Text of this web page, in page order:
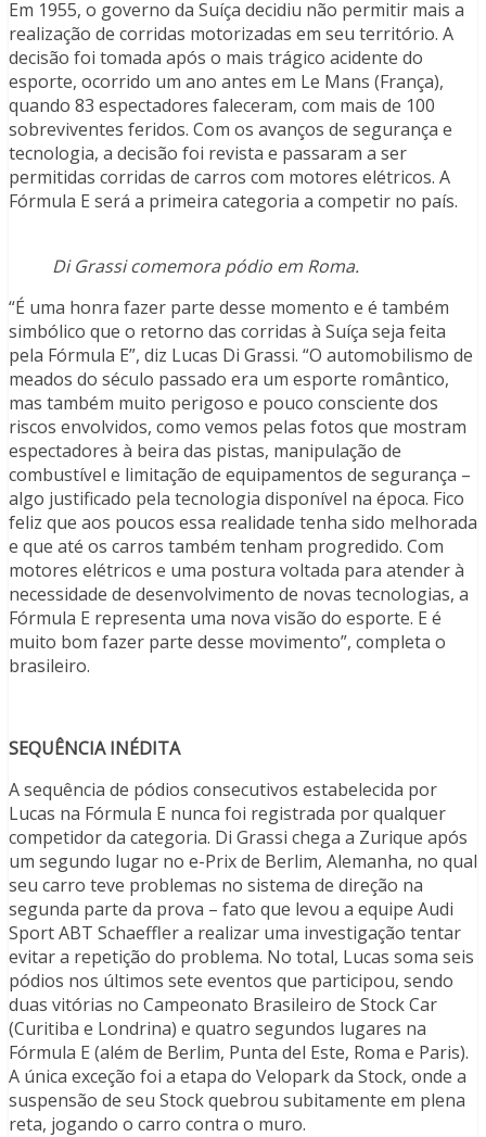
Em 1955, o governo da Suíça decidiu não permitir mais a
realização de corridas motorizadas em seu território. A
decisão foi tomada após o mais trágico acidente do
esporte, ocorrido um ano antes em Le Mans (França),
quando 83 espectadores faleceram, com mais de 100
sobreviventes feridos. Com os avanços de segurança e
tecnologia, a decisão foi revista e passaram a ser
permitidas corridas de carros com motores elétricos. A
Fórmula E será a primeira categoria a competir no país.
Di Grassi comemora pódio em Roma.
“É uma honra fazer parte desse momento e é também
simbólico que o retorno das corridas à Suíça seja feita
pela Fórmula E”, diz Lucas Di Grassi. “O automobilismo de
meados do século passado era um esporte romântico,
mas também muito perigoso e pouco consciente dos
riscos envolvidos, como vemos pelas fotos que mostram
espectadores à beira das pistas, manipulação de
combustível e limitação de equipamentos de segurança –
algo justificado pela tecnologia disponível na época. Fico
feliz que aos poucos essa realidade tenha sido melhorada
e que até os carros também tenham progredido. Com
motores elétricos e uma postura voltada para atender à
necessidade de desenvolvimento de novas tecnologias, a
Fórmula E representa uma nova visão do esporte. E é
muito bom fazer parte desse movimento”, completa o
brasileiro.
SEQUÊNCIA INÉDITA
A sequência de pódios consecutivos estabelecida por
Lucas na Fórmula E nunca foi registrada por qualquer
competidor da categoria. Di Grassi chega a Zurique após
um segundo lugar no e-Prix de Berlim, Alemanha, no qual
seu carro teve problemas no sistema de direção na
segunda parte da prova – fato que levou a equipe Audi
Sport ABT Schaeffler a realizar uma investigação tentar
evitar a repetição do problema. No total, Lucas soma seis
pódios nos últimos sete eventos que participou, sendo
duas vitórias no Campeonato Brasileiro de Stock Car
(Curitiba e Londrina) e quatro segundos lugares na
Fórmula E (além de Berlim, Punta del Este, Roma e Paris).
A única exceção foi a etapa do Velopark da Stock, onde a
suspensão de seu Stock quebrou subitamente em plena
reta, jogando o carro contra o muro.